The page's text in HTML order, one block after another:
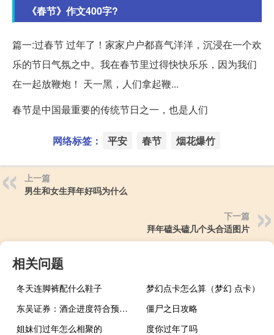
《春节》作文400字?
篇一:过春节 过年了！家家户户都喜气洋洋，沉浸在一个欢
乐的节日气氛之中。我在春节里过得快快乐乐，因为我们
在一起放鞭炮！ 天一黑，人们拿起鞭...
春节是中国最重要的传统节日之一，也是人们
网络标签： 平安 春节 烟花爆竹
上一篇
男生和女生拜年好吗为什么
下一篇
拜年磕头磕几个头合适图片
相关问题
冬天连脚裤配什么鞋子
梦幻点卡怎么算（梦幻 点卡）
东吴证券：酒企进度符合预期渠道积极走量
僵尸之日攻略
姐妹们过年怎么相聚的
度你过年了吗